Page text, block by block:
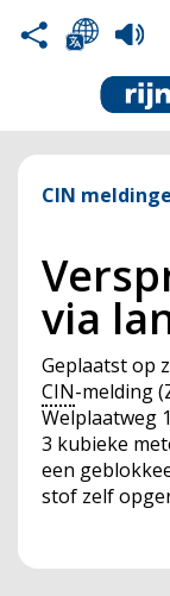
CIN
via
Geplaatst op
CIN-melding
Welplaatweg
3 kubieke
een
stof zelf